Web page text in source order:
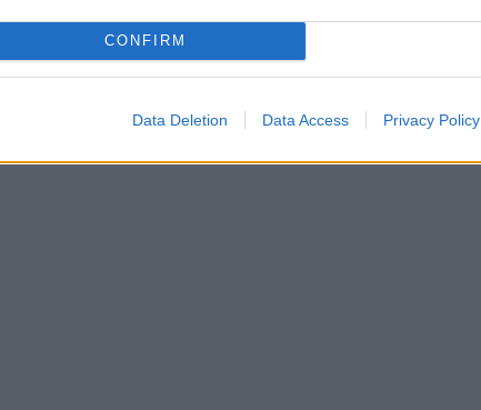
CONFIRM
Data Deletion Data Access Privacy Policy
výnimočne: Máme pre vás niekoľko